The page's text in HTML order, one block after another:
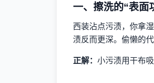
一、擦洗的“表面
西装沾点污渍，你拿
渍反而更深。偷懒的
正解： 小污渍用干布